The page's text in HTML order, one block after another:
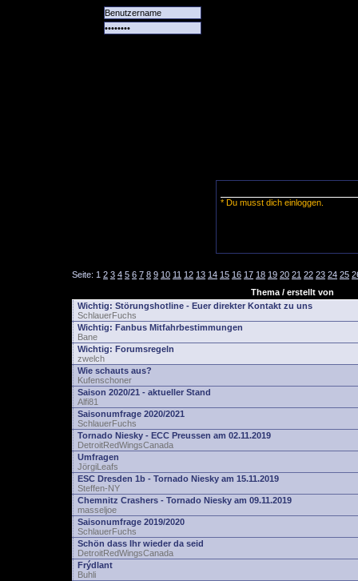
* Du musst dich einloggen.
Seite: 1 2 3 4 5 6 7 8 9 10 11 12 13 14 15 16 17 18 19 20 21 22 23 24 25
Thema / erstellt von
Wichtig: Störungshotline - Euer direkter Kontakt zu uns
SchlauerFuchs
Wichtig: Fanbus Mitfahrbestimmungen
Bane
Wichtig: Forumsregeln
zwelch
Wie schauts aus?
Kufenschoner
Saison 2020/21 - aktueller Stand
Alfi81
Saisonumfrage 2020/2021
SchlauerFuchs
Tornado Niesky - ECC Preussen am 02.11.2019
DetroitRedWingsCanada
Umfragen
JörgiLeafs
ESC Dresden 1b - Tornado Niesky am 15.11.2019
Steffen-NY
Chemnitz Crashers - Tornado Niesky am 09.11.2019
masseljoe
Saisonumfrage 2019/2020
SchlauerFuchs
Schön dass Ihr wieder da seid
DetroitRedWingsCanada
Frýdlant
Buhli